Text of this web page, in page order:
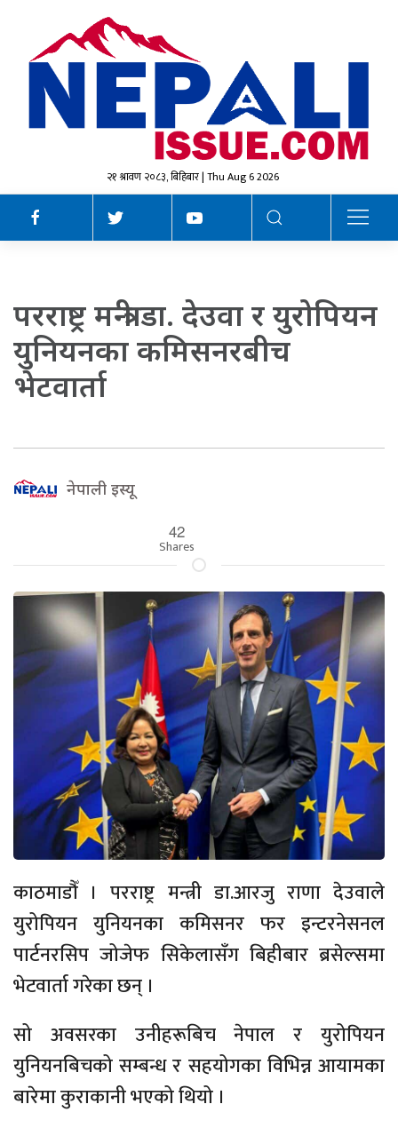
२१ श्रावण २०८३, बिहिबार | Thu Aug 6 2026
परराष्ट्र मन्त्री डा. देउवा र युरोपियन
युनियनका कमिसनरबीच
भेटवार्ता
नेपाली इस्यू
42
Shares
काठमाडौँ । परराष्ट्र मन्त्री डा.आरजु राणा देउवाले
युरोपियन युनियनका कमिसनर फर इन्टरनेसनल
पार्टनरसिप जोजेफ सिकेलासँग बिहीबार ब्रसेल्समा
भेटवार्ता गरेका छन् ।
सो अवसरका उनीहरूबिच नेपाल र युरोपियन
युनियनबिचको सम्बन्ध र सहयोगका विभिन्न आयामका
बारेमा कुराकानी भएको थियो ।